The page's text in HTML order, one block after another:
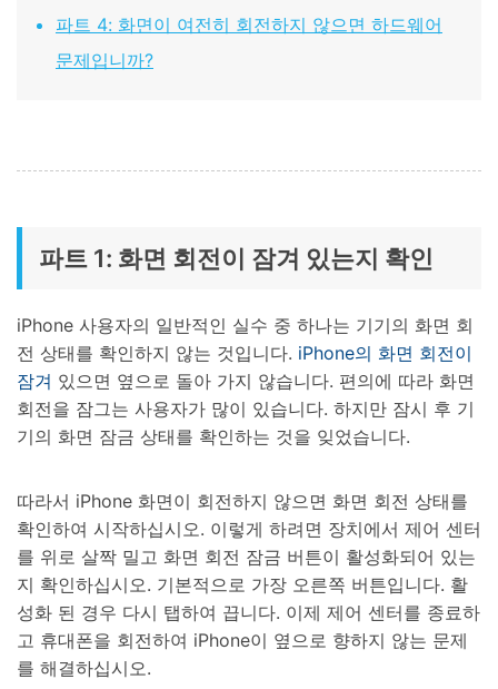
파트 4: 화면이 여전히 회전하지 않으면 하드웨어
문제입니까?
파트 1: 화면 회전이 잠겨 있는지 확인
iPhone 사용자의 일반적인 실수 중 하나는 기기의 화면 회
전 상태를 확인하지 않는 것입니다. iPhone의 화면 회전이
잠겨 있으면 옆으로 돌아 가지 않습니다. 편의에 따라 화면
회전을 잠그는 사용자가 많이 있습니다. 하지만 잠시 후 기
기의 화면 잠금 상태를 확인하는 것을 잊었습니다.
따라서 iPhone 화면이 회전하지 않으면 화면 회전 상태를
확인하여 시작하십시오. 이렇게 하려면 장치에서 제어 센터
를 위로 살짝 밀고 화면 회전 잠금 버튼이 활성화되어 있는
지 확인하십시오. 기본적으로 가장 오른쪽 버튼입니다. 활
성화 된 경우 다시 탭하여 끕니다. 이제 제어 센터를 종료하
고 휴대폰을 회전하여 iPhone이 옆으로 향하지 않는 문제
를 해결하십시오.